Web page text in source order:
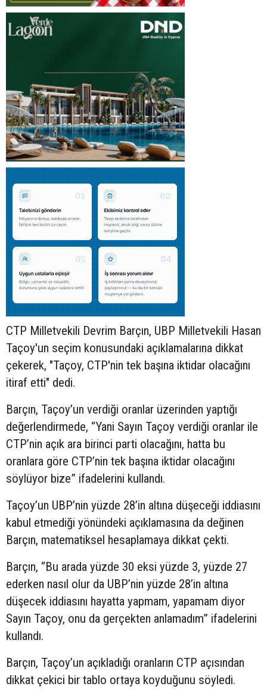
CTP Milletvekili Devrim Barçın, UBP Milletvekili Hasan
Taçoy'un seçim konusundaki açıklamalarına dikkat
çekerek, "Taçoy, CTP'nin tek başına iktidar olacağını
itiraf etti" dedi.
Barçın, Taçoy’un verdiği oranlar üzerinden yaptığı
değerlendirmede, “Yani Sayın Taçoy verdiği oranlar ile
CTP’nin açık ara birinci parti olacağını, hatta bu
oranlara göre CTP’nin tek başına iktidar olacağını
söylüyor bize” ifadelerini kullandı.
Taçoy’un UBP’nin yüzde 28’in altına düşeceği iddiasını
kabul etmediği yönündeki açıklamasına da değinen
Barçın, matematiksel hesaplamaya dikkat çekti.
Barçın, “Bu arada yüzde 30 eksi yüzde 3, yüzde 27
ederken nasıl olur da UBP’nin yüzde 28’in altına
düşecek iddiasını hayatta yapmam, yapamam diyor
Sayın Taçoy, onu da gerçekten anlamadım” ifadelerini
kullandı.
Barçın, Taçoy’un açıkladığı oranların CTP açısından
dikkat çekici bir tablo ortaya koyduğunu söyledi.